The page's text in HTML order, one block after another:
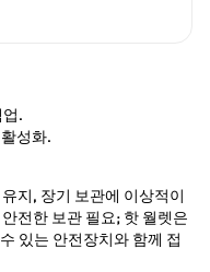
.
성화.
지, 장기 보관에 이상적이
전한 보관 필요; 핫 월렛은
있는 안전장치와 함께 접